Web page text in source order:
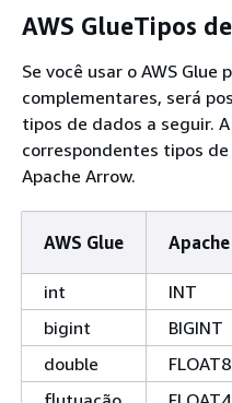
AWS GlueTipos
Se você usar o AWS Glue
complementares, será
tipos de dados a seguir.
correspondentes tipos de
Apache Arrow.
AWS Glue
int
INT
bigint
BIGINT
double
FLOAT8